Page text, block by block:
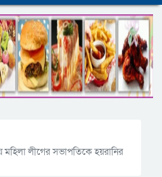
লীগের সভাপতিকে হয়রানির